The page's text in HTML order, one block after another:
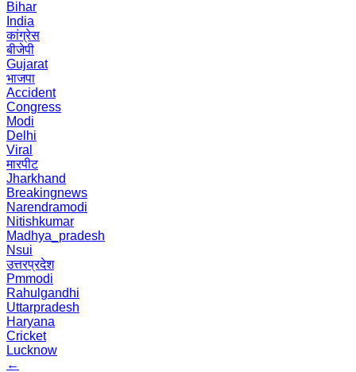
Bihar
India
कांग्रेस
बीजेपी
Gujarat
भाजपा
Accident
Congress
Modi
Delhi
Viral
मारपीट
Jharkhand
Breakingnews
Narendramodi
Nitishkumar
Madhya_pradesh
Nsui
उत्तरप्रदेश
Pmmodi
Rahulgandhi
Uttarpradesh
Haryana
Cricket
Lucknow
←